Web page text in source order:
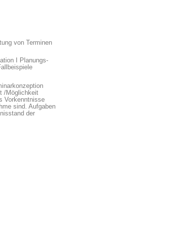
von Terminen
I Planungs-
/Möglichkeit
Vorkenntnisse
sind. Aufgaben
der